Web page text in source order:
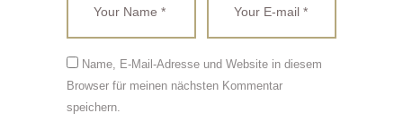
Name, E-Mail-Adresse und Website in diesem
Browser für meinen nächsten Kommentar
speichern.